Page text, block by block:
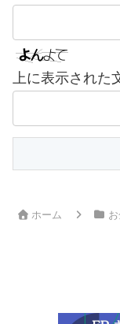
上に表示された
ホーム